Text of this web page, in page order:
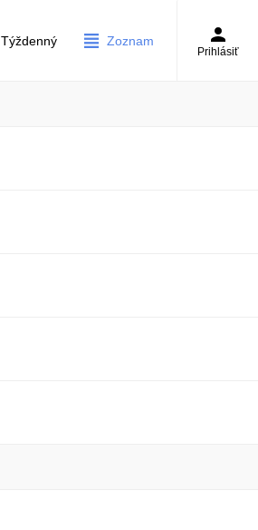
Týždenný Zoznam
Prihlásiť